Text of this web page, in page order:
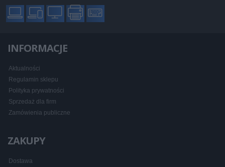
INFORMACJE
Aktualności
Regulamin sklepu
Polityka prywatności
Sprzedaż dla firm
Zamówienia publiczne
ZAKUPY
Dostawa